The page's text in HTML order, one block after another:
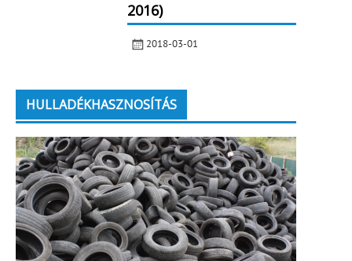
2016)
2018-03-01
HULLADÉKHASZNOSÍTÁS